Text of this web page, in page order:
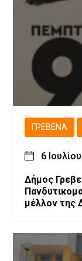
ΓΡΕΒΕΝΆ
6
Δήμος
μέλλον της